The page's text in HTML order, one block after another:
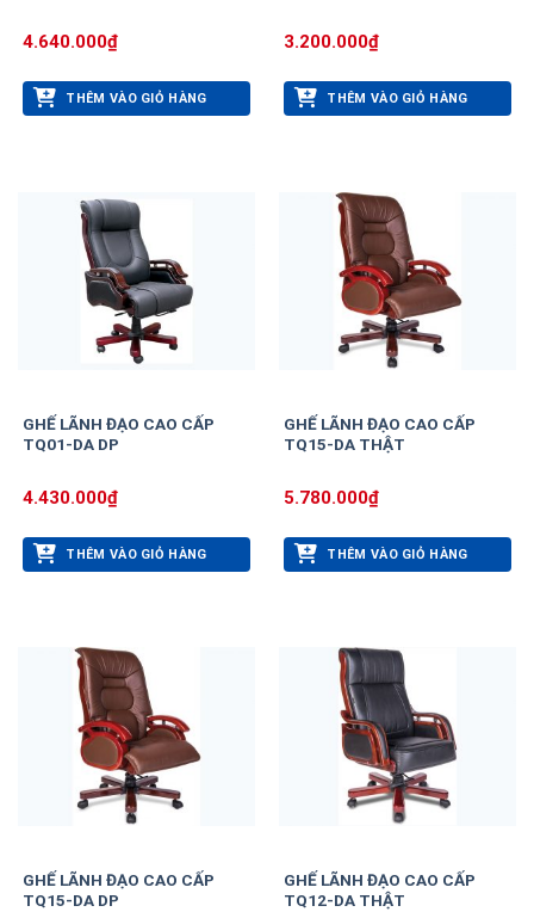
4.640.000₫
THÊM VÀO GIỎ HÀNG
3.200.000₫
THÊM VÀO GIỎ HÀNG
GHẾ LÃNH ĐẠO CAO CẤP
TQ01-DA DP
4.430.000₫
THÊM VÀO GIỎ HÀNG
GHẾ LÃNH ĐẠO CAO CẤP
TQ15-DA THẬT
5.780.000₫
THÊM VÀO GIỎ HÀNG
GHẾ LÃNH ĐẠO CAO CẤP
TQ15-DA DP
GHẾ LÃNH ĐẠO CAO CẤP
TQ12-DA THẬT